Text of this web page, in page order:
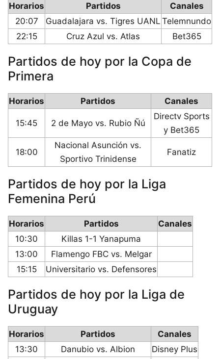
Horarios Partidos
Canales
20:07
Guadalajara vs. Tigres UANL Telemnundo
22:15
Cruz Azul vs. Atlas Bet365
Partidos de hoy por la Copa de
Primera
Horarios Partidos Canales
15:45 2 de Mayo vs. Rubio Ñú
Directv Sports
y Bet365
18:00
Nacional Asunción vs.
Sportivo Trinidense
Fanatiz
Partidos de hoy por la Liga
Femenina Perú
Horarios Partidos
Canales
10:30
Killas 1-1 Yanapuma
13:00
Flamengo FBC vs. Melgar
15:15
Universitario vs. Defensores
Partidos de hoy por la Liga de
Uruguay
Horarios Partidos
Canales
13:30
Danubio vs. Albion
Disney Plus